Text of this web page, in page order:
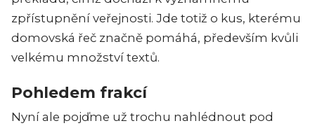
zpřístupnění veřejnosti. Jde totiž o kus, kterému
domovská řeč značně pomáhá, především kvůli
velkému množství textů.
Pohledem frakcí
Nyní ale pojďme už trochu nahlédnout pod